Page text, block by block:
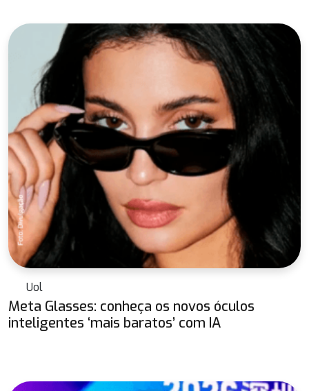
Uol
Meta Glasses: conheça os novos óculos
inteligentes ‘mais baratos’ com IA